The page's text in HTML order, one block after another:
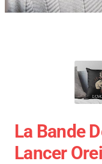
La Bande
Lancer